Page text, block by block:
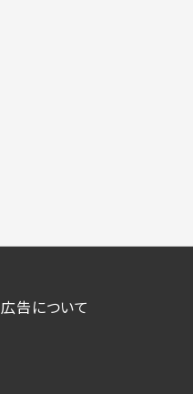
広告について